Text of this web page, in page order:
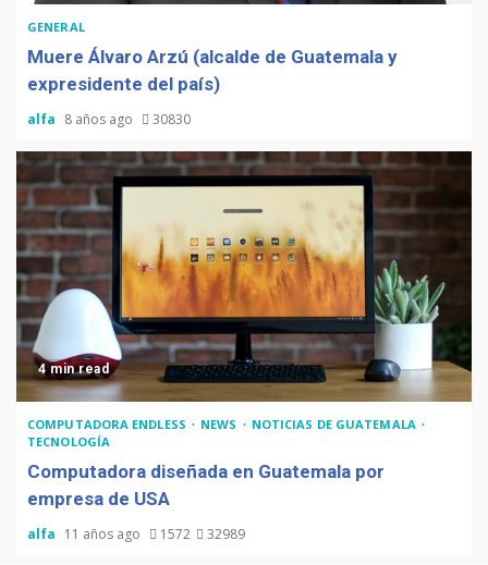
GENERAL
Muere Álvaro Arzú (alcalde de Guatemala y
expresidente del país)
alfa 8 años ago 30830
4 min read
COMPUTADORA ENDLESS NEWS
NOTICIAS DE GUATEMALA
TECNOLOGÍA
Computadora diseñada en Guatemala por
empresa de USA
alfa 11 años ago 1572 32989